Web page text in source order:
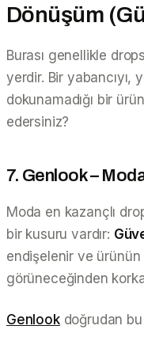
Dönüşüm
Burası genellikle
yerdir. Bir yabancıyı,
dokunamadığı bir
edersiniz?
7. Genlook –
Moda en kazançlı
bir kusuru vardır:
endişelenir ve
görüneceğinden
Genlookdoğrudan bu